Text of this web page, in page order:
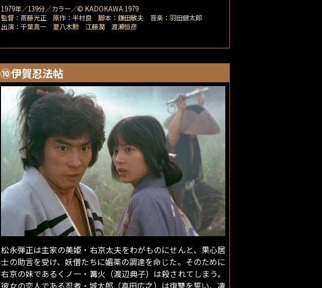
1979年／139分／カラー／© KADOKAWA 1979
監督：斎藤光正 原作：半村良 脚本：鎌田敏夫 音楽：羽田健太郎
出演：千葉真一 夏八木勲 江藤潤 渡瀬恒彦
⑩伊賀忍法帖
松永弾正は主家の美姫・右京太夫をわがものにせんと、果心居
士の助言を受け、妖僧たちに媚薬の調達を命じた。そのために
右京の妹であるくノ一・篝火（渡辺典子）は殺されてしまう。
彼女の恋人である忍者・城太郎（真田広之）は復讐を誓い、凄